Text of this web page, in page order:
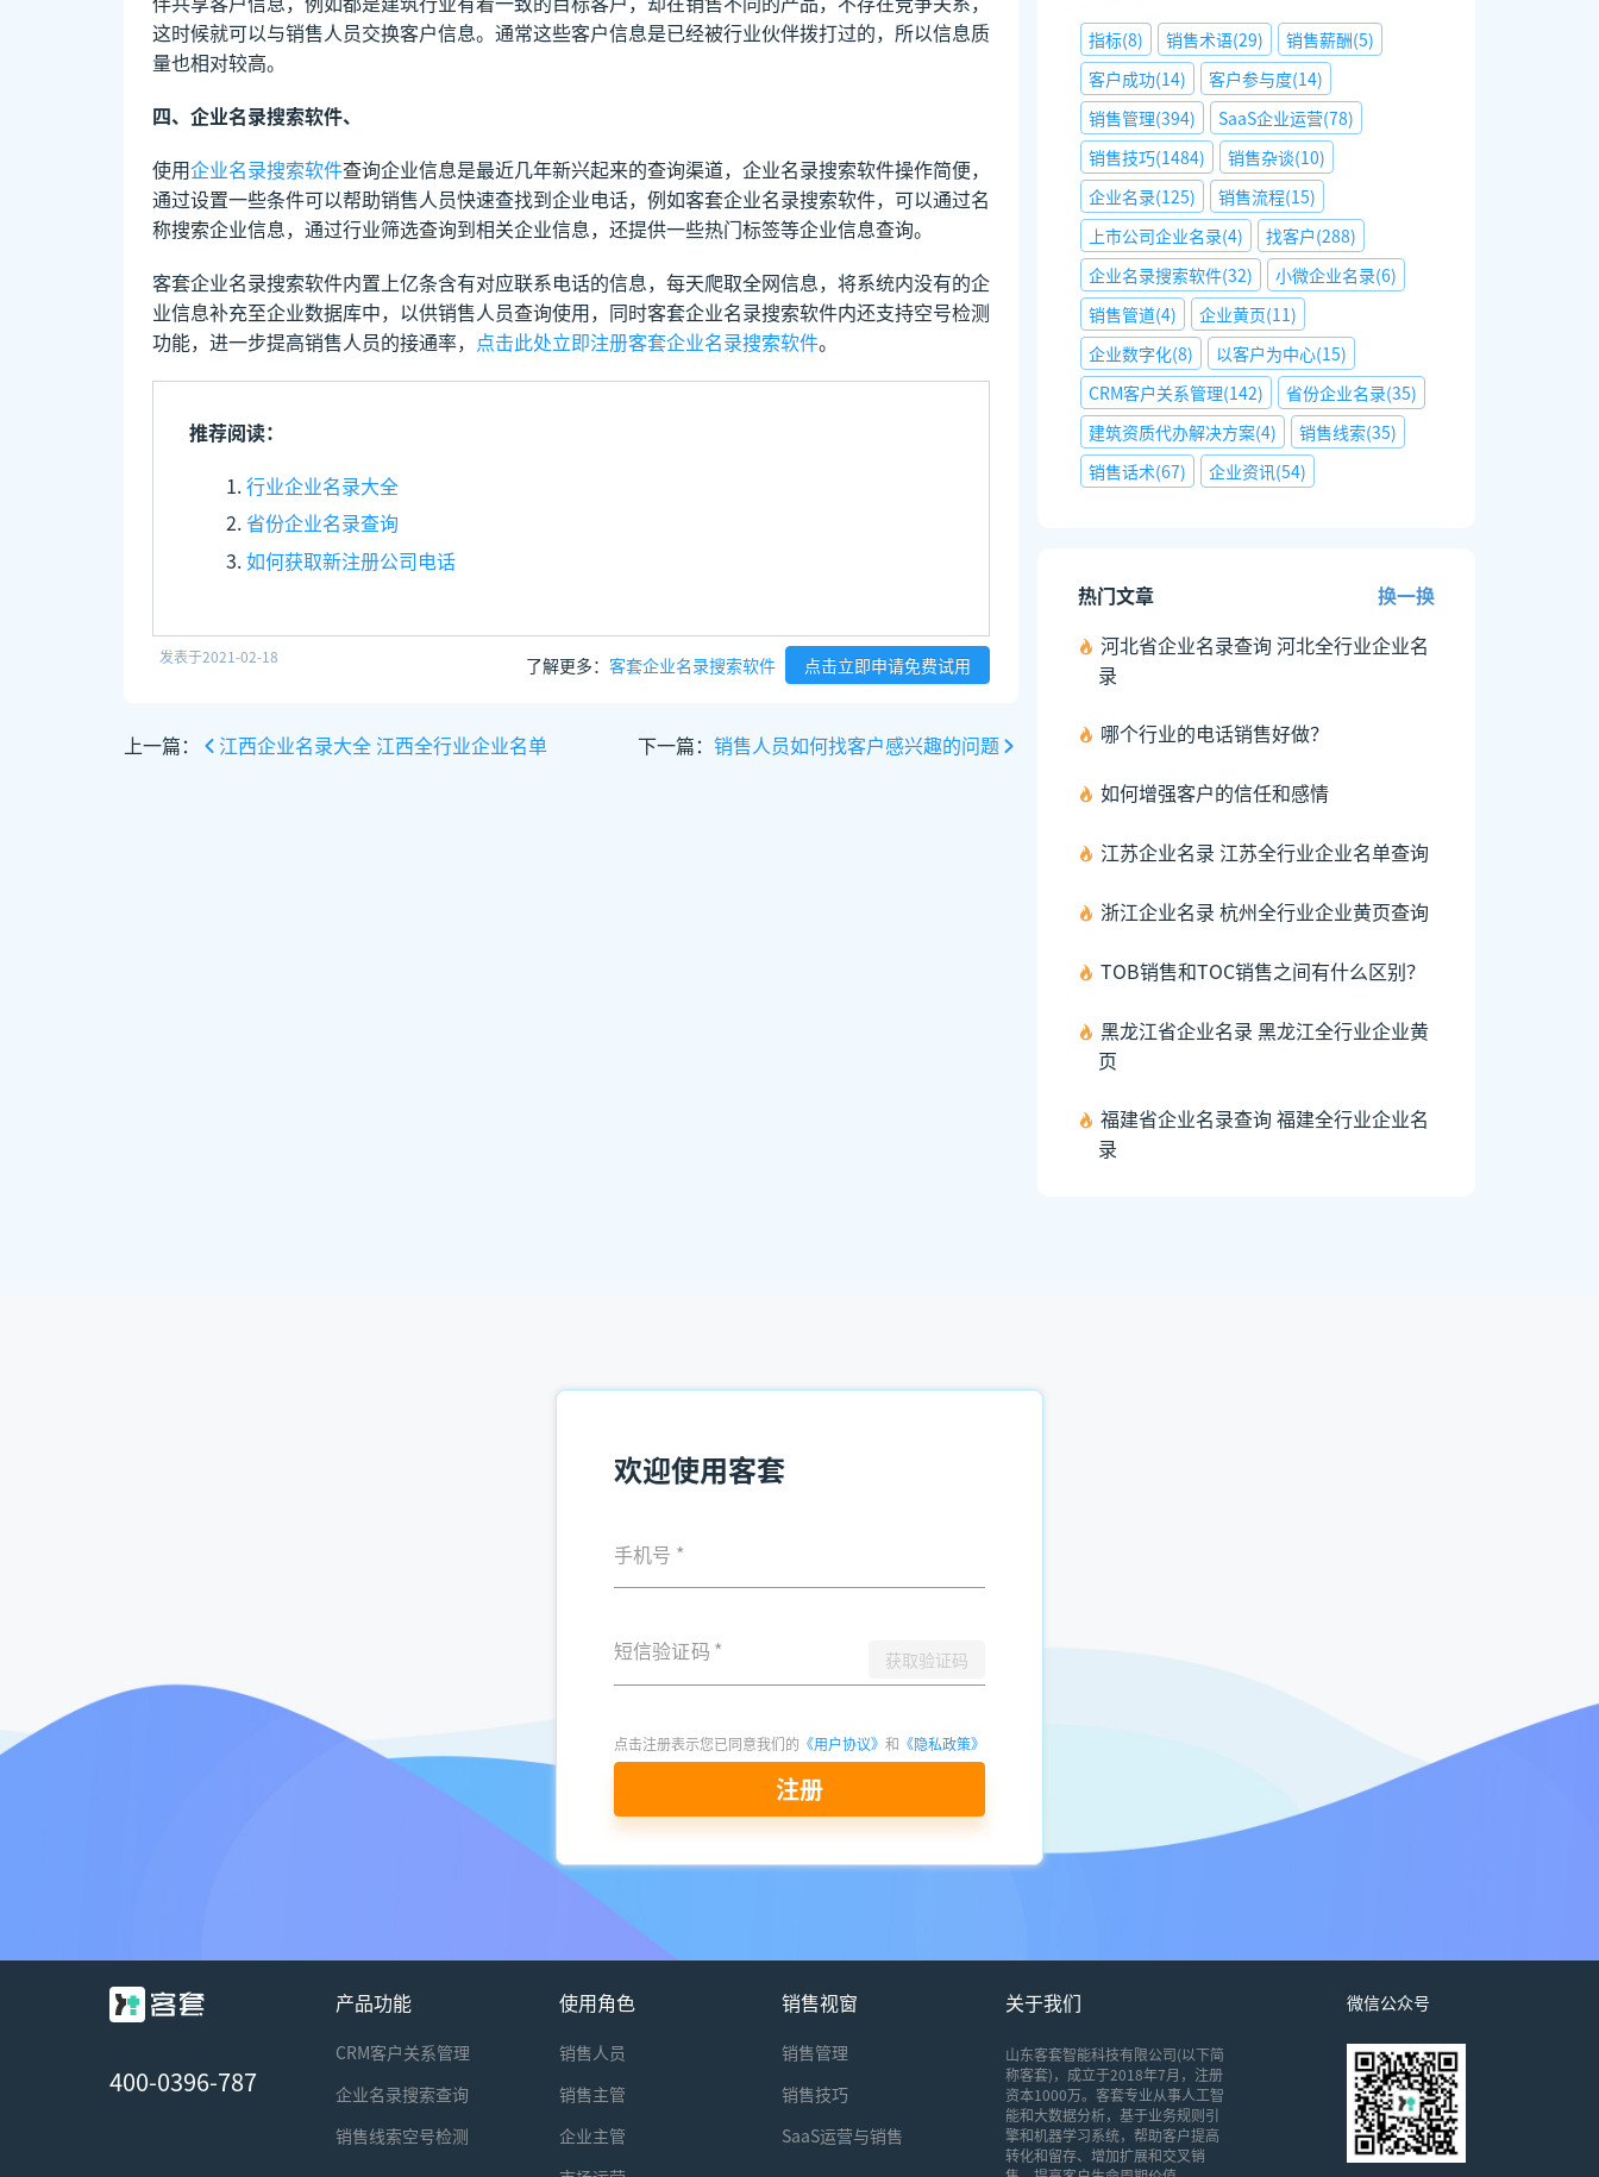
这时候就可以与销售人员交换客户信息。通常这些客户信息是已经被行业伙伴拨打过的，所以信息质
量也相对较高。
四、企业名录搜索软件、
使用企业名录搜索软件查询企业信息是最近几年新兴起来的查询渠道，企业名录搜索软件操作简便，
通过设置一些条件可以帮助销售人员快速查找到企业电话，例如客套企业名录搜索软件，可以通过名
称搜索企业信息，通过行业筛选查询到相关企业信息，还提供一些热门标签等企业信息查询。
客套企业名录搜索软件内置上亿条含有对应联系电话的信息，每天爬取全网信息，将系统内没有的企
业信息补充至企业数据库中，以供销售人员查询使用，同时客套企业名录搜索软件内还支持空号检测
功能，进一步提高销售人员的接通率， 点击此处立即注册客套企业名录搜索软件。
推荐阅读：
行业企业名录大全
省份企业名录查询
如何获取新注册公司电话
发表于2021-02-18 了解更多： 客套企业名录搜索软件 点击立即申请免费试用
上一篇： 江西企业名录大全 江西全行业企业名单 下一篇： 销售人员如何找客户感兴趣的问题
指标(8) 销售术语(29) 销售薪酬(5)
客户成功(14) 客户参与度(14)
销售管理(394) SaaS企业运营(78)
销售技巧(1484) 销售杂谈(10)
企业名录(125) 销售流程(15)
上市公司企业名录(4) 找客户(288)
企业名录搜索软件(32) 小微企业名录(6)
销售管道(4) 企业黄页(11)
企业数字化(8) 以客户为中心(15)
CRM客户关系管理(142) 省份企业名录(35)
建筑资质代办解决方案(4) 销售线索(35)
销售话术(67) 企业资讯(54)
热门文章
换一换
河北省企业名录查询 河北全行业企业名
录
哪个行业的电话销售好做？
如何增强客户的信任和感情
江苏企业名录 江苏全行业企业名单查询
浙江企业名录 杭州全行业企业黄页查询
TOB销售和TOC销售之间有什么区别？
黑龙江省企业名录 黑龙江全行业企业黄
页
福建省企业名录查询 福建全行业企业名
录
欢迎使用客套
手机号 *
短信验证码 * 获取验证码
点击注册表示您已同意我们的 《用户协议》 和 《隐私政策》
注册
400-0396-787
产品功能
CRM客户关系管理
企业名录搜索查询
销售线索空号检测
使用角色
销售人员
销售主管
企业主管
销售视窗
销售管理
销售技巧
SaaS运营与销售
关于我们
山东客套智能科技有限公司(以下简
称客套)，成立于2018年7月，注册
资本1000万。客套专业从事人工智
能和大数据分析，基于业务规则引
擎和机器学习系统，帮助客户提高
转化和留存、增加扩展和交叉销
微信公众号